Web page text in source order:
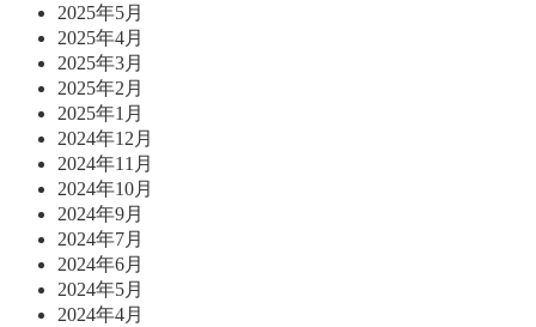
2025年5月
2025年4月
2025年3月
2025年2月
2025年1月
2024年12月
2024年11月
2024年10月
2024年9月
2024年7月
2024年6月
2024年5月
2024年4月